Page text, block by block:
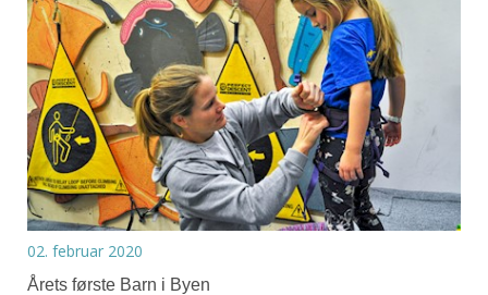
02. februar 2020
Årets første Barn i Byen